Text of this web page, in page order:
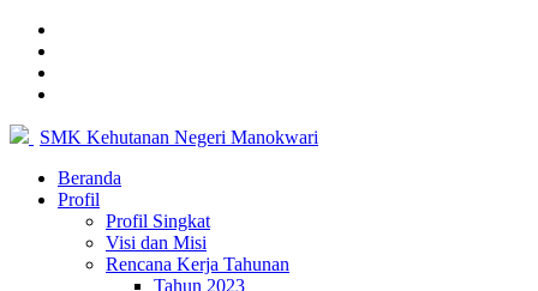
SMK Kehutanan Negeri Manokwari
Beranda
Profil
Profil Singkat
Visi dan Misi
Rencana Kerja Tahunan
Tahun 2023